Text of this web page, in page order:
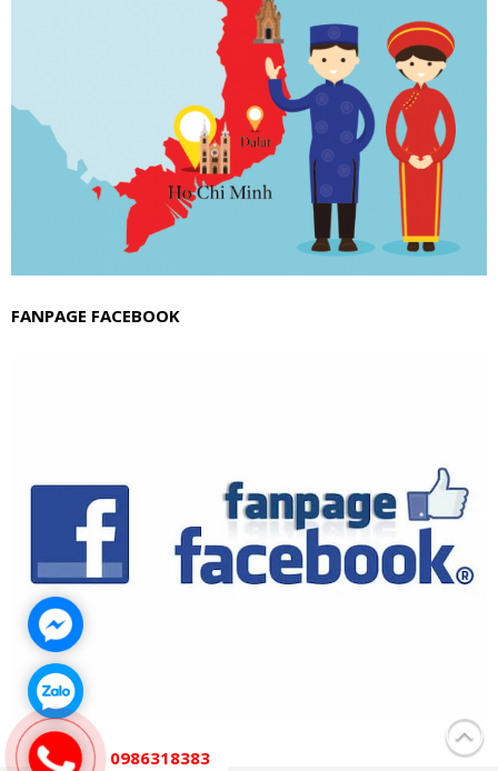
FANPAGE FACEBOOK
0986318383